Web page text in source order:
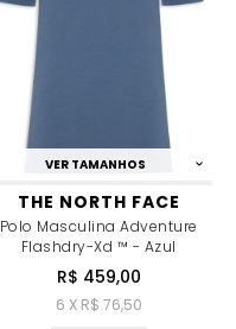
VER TAMANHOS
THE NORTH FACE
Polo Masculina Adventure
Flashdry-Xd ™ - Azul
R$ 459,00
6 X R$ 76,50